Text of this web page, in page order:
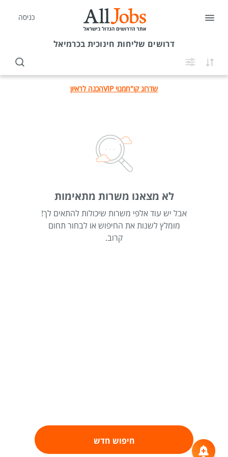
כניסה
דרושים שליחות חינוכית בכרמיאל
שדרוג קו"חמנוי VIP הכנה לראיון
לא מצאנו משרות מתאימות
אבל יש עוד אלפי משרות שיכולות להתאים לך!
מומלץ לשנות את החיפוש או לבחור תחום
קרוב.
חיפוש חדש